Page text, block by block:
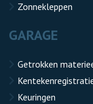
Zonnekleppen
GARAGE
Getrokken
Keuringen